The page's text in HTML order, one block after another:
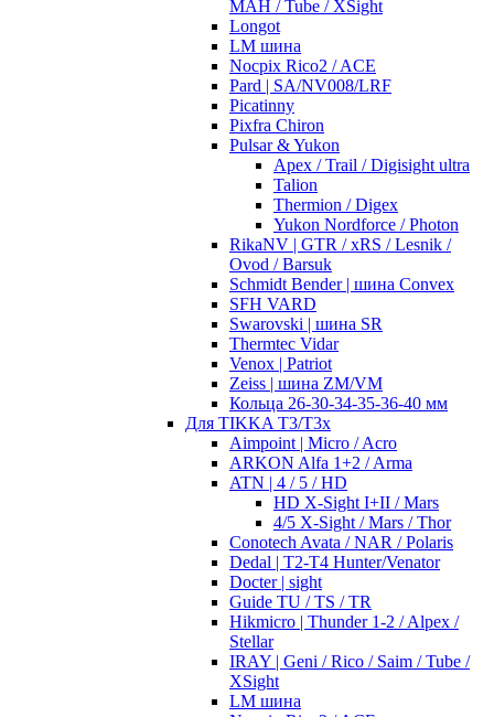
MAH / Tube / XSight
Longot
LM шина
Nocpix Rico2 / ACE
Pard | SA/NV008/LRF
Picatinny
Pixfra Chiron
Pulsar & Yukon
Apex / Trail / Digisight ultra
Talion
Thermion / Digex
Yukon Nordforce / Photon
RikaNV | GTR / xRS / Lesnik /
Ovod / Barsuk
Schmidt Bender | шина Convex
SFH VARD
Swarovski | шина SR
Thermtec Vidar
Venox | Patriot
Zeiss | шина ZM/VM
Кольца 26-30-34-35-36-40 мм
Для TIKKA T3/T3x
Aimpoint | Micro / Acro
ARKON Alfa 1+2 / Arma
ATN | 4 / 5 / HD
HD X-Sight I+II / Mars
4/5 X-Sight / Mars / Thor
Conotech Avata / NAR / Polaris
Dedal | T2-T4 Hunter/Venator
Docter | sight
Guide TU / TS / TR
Hikmicro | Thunder 1-2 / Alpex /
Stellar
IRAY | Geni / Rico / Saim / Tube /
XSight
LM шина